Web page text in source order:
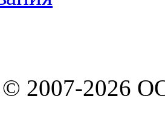
© 2007-2026